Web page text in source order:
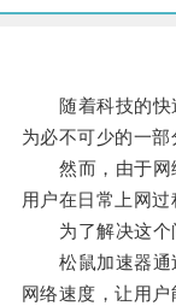
随着科技的快
为必不可少的一部
然而，由于网
用户在日常上网过
为了解决这个问
松鼠加速器通
网络速度，让用户